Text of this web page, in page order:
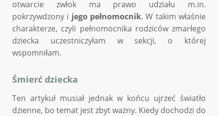
otwarcie zwłok ma prawo udziału m.in.
pokrzywdzony i jego pełnomocnik. W takim właśnie
charakterze, czyli pełnomocnika rodziców zmarłego
dziecka uczestniczyłam w sekcji, o której
wspomniłam.
Śmierć dziecka
Ten artykuł musiał jednak w końcu ujrzeć światło
dzienne, bo temat jest zbyt ważny. Kiedy dochodzi do